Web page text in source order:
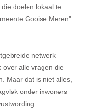
doelen lokaal te
Gooise Meren".
netwerk
over alle vragen die
Maar dat is niet alles,
onder inwoners